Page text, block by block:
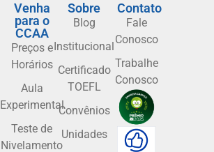
Venha
para o
CCAA
Preços e
Horários
Aula
Experimental
Teste de
Nivelamento
Sobre
Blog
Institucional
Certificado
TOEFL
Convênios
Unidades
Contato
Fale
Conosco
Trabalhe
Conosco